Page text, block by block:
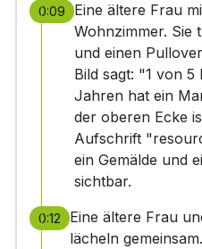
0:09
Eine ältere Frau
Wohnzimmer. Sie
und einen
Bild sagt: "1 von
Jahren hat ein
der oberen Ecke
Aufschrift
ein Gemälde und
sichtbar.
0:12
Eine ältere Frau
lächeln